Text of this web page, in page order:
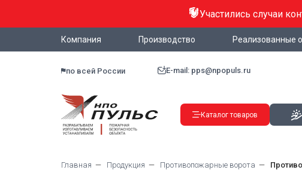
Участились случаи
Компания Производство Реализованные
по всей России E-mail: pps@npopuls.ru
Каталог товаров
Главная Продукция Противопожарные ворота